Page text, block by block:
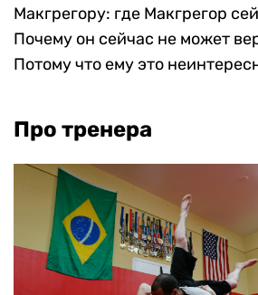
Макгрегору: где Макгрегор
Почему он сейчас не может
Потому что ему это
Про тренера